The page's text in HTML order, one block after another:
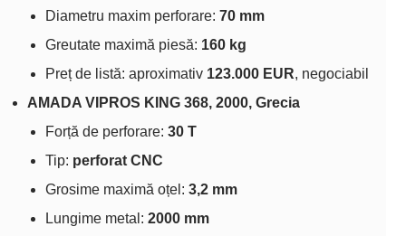
Diametru maxim perforare: 70 mm
Greutate maximă piesă: 160 kg
Preț de listă: aproximativ 123.000 EUR, negociabil
AMADA VIPROS KING 368, 2000, Grecia
Forță de perforare: 30 T
Tip: perforat CNC
Grosime maximă oțel: 3,2 mm
Lungime metal: 2000 mm